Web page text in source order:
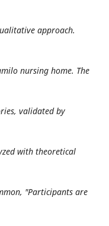
approach.
nursing home. The
validated by
with theoretical
"Participants are